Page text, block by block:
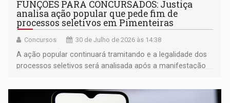
FUNÇÕES PARA CONCURSADOS: Justiça
analisa ação popular que pede fim de
processos seletivos em Pimenteiras
Concursos 30 de Julho de 2026 às 14:38
A ação popular continuará tramitando e a legalidade dos
processos seletivos será analisada após a manifestação